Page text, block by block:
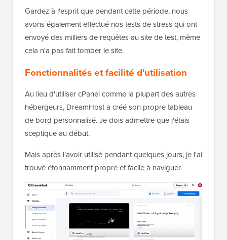
Gardez à l'esprit que pendant cette période, nous
avons également effectué nos tests de stress qui ont
envoyé des milliers de requêtes au site de test, même
cela n'a pas fait tomber le site.
Fonctionnalités et facilité d'utilisation
Au lieu d'utiliser cPanel comme la plupart des autres
hébergeurs, DreamHost a créé son propre tableau
de bord personnalisé. Je dois admettre que j'étais
sceptique au début.
Mais après l'avoir utilisé pendant quelques jours, je l'ai
trouvé étonnamment propre et facile à naviguer.